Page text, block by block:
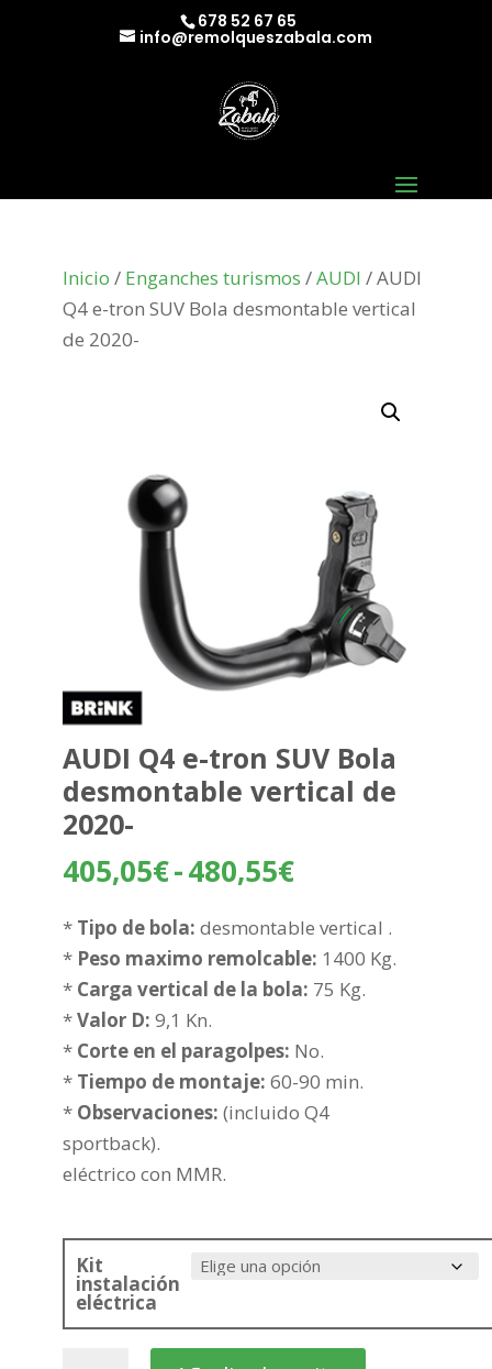
678 52 67 65
info@remolqueszabala.com
Inicio / Enganches turismos /AUDI / AUDI
Q4 e-tron SUV Bola desmontable vertical
de 2020-
AUDI Q4 e-tron SUV Bola
desmontable vertical de
2020-
405,05€-480,55€Rango
precios:
desde
405,05€
480,55€
* Tipo de bola: desmontable vertical .
* Peso maximo remolcable: 1400 Kg.
* Carga vertical de la bola: 75 Kg.
*Valor D: 9,1 Kn.
* Corte en el paragolpes: No.
* Tiempo de montaje: 60-90 min.
* Observaciones: (incluido Q4
sportback).
eléctrico con MMR.
Kit
instalación
eléctrica